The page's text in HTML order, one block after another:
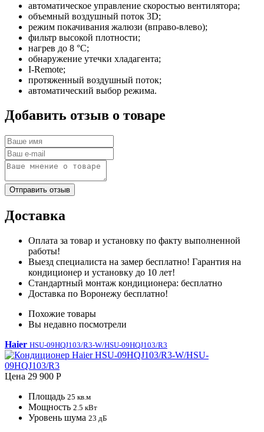
автоматическое управление скоростью вентилятора;
объемный воздушный поток 3D;
режим покачивания жалюзи (вправо-влево);
фильтр высокой плотности;
нагрев до 8 °С;
обнаружение утечки хладагента;
I-Remote;
протяженный воздушный поток;
автоматический выбор режима.
Добавить отзыв о товаре
Доставка
Оплата за товар и установку по факту выполненной
работы!
Выезд специалиста на замер бесплатно! Гарантия на
кондиционер и установку до 10 лет!
Стандартный монтаж кондиционера: бесплатно
Доставка по Воронежу бесплатно!
Похожие товары
Вы недавно посмотрели
Haier HSU-09HQJ103/R3-W/HSU-09HQJ103/R3
Цена 29 900 Р
Площадь 25 кв.м
Мощность 2.5 кВт
Уровень шума 23 дБ